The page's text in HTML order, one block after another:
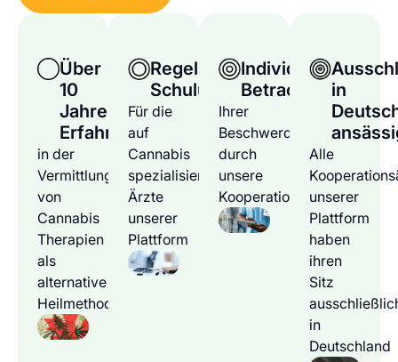
Über
10
Jahre
Erfahrung
in der
Vermittlung
von
Cannabis
Therapien
als
alternative
Heilmethode
Regelmäßige
Schulungen
Für die
auf
Cannabis
spezialisierten
Ärzte
unserer
Plattform
Individuelle
Betrachtung
Ihrer
Beschwerden
durch
unsere
Kooperationsärzte
in
Alle
unserer
Plattform
haben
ihren
Sitz
in
Deutschland